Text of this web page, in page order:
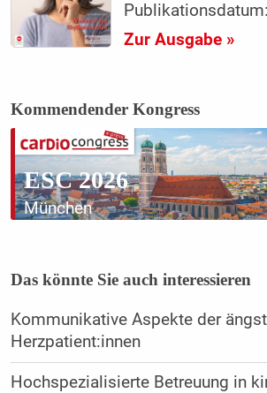
Zur Ausgabe »
Kommendender Kongress
ESC 2026
München
Das könnte Sie auch interessieren
Kommunikative Aspekte der
Herzpatient:innen
Hochspezialisierte Betreuung in